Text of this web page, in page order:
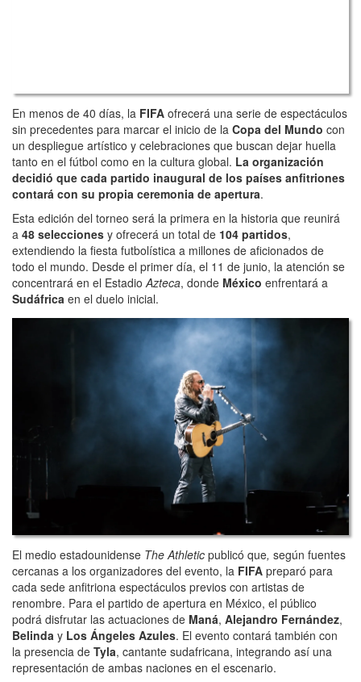
En menos de 40 días, la FIFA ofrecerá una serie de espectáculos
sin precedentes para marcar el inicio de la Copa del Mundo con
un despliegue artístico y celebraciones que buscan dejar huella
tanto en el fútbol como en la cultura global. La organización
decidió que cada partido inaugural de los países anfitriones
contará con su propia ceremonia de apertura.
Esta edición del torneo será la primera en la historia que reunirá
a 48 selecciones y ofrecerá un total de 104 partidos,
extendiendo la fiesta futbolística a millones de aficionados de
todo el mundo. Desde el primer día, el 11 de junio, la atención se
concentrará en el EstadioAzteca, donde México enfrentará a
Sudáfrica en el duelo inicial.
El medio estadounidense The Athletic publicó que, según fuentes
cercanas a los organizadores del evento, la FIFA preparó para
cada sede anfitriona espectáculos previos con artistas de
renombre. Para el partido de apertura en México, el público
podrá disfrutar las actuaciones de Maná, Alejandro Fernández,
Belinda y Los Ángeles Azules. El evento contará también con
la presencia de Tyla, cantante sudafricana, integrando así una
representación de ambas naciones en el escenario.